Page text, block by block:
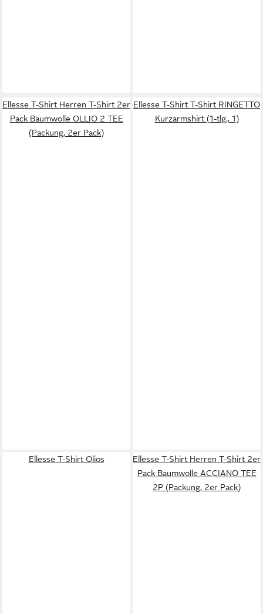
Ellesse T-Shirt Herren T-Shirt 2er
Pack Baumwolle OLLIO 2 TEE
(Packung, 2er Pack)
Ellesse T-Shirt T-Shirt RINGETTO
Kurzarmshirt (1-tlg., 1)
Ellesse T-Shirt Olios
Ellesse T-Shirt Herren T-Shirt 2er
Pack Baumwolle ACCIANO TEE
2P (Packung, 2er Pack)